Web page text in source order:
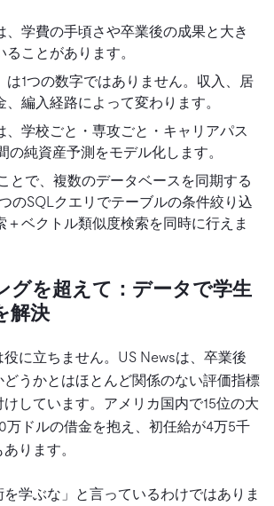
、学費の手頃さや卒業後の成果と大き
ることがあります。
は1つの数字ではありません。収入、居
、編入経路によって変わります。
、学校ごと・専攻ごと・キャリアパス
の純資産予測をモデル化します。
とで、複数のデータベースを同期する
のSQLクエリでテーブルの条件絞り込
＋ベクトル類似度検索を同時に行えま
グを超えて：データで学生
解決
に立ちません。US Newsは、卒業後
うかとはほとんど関係のない評価指標
しています。アメリカ国内で15位の大
万ドルの借金を抱え、初任給が4万5千
ります。
学ぶな」と言っているわけではありま